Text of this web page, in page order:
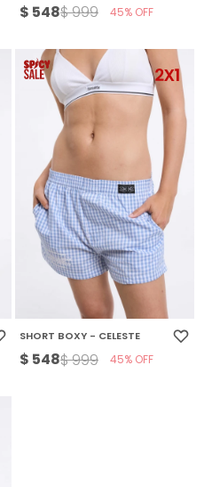
$ 548$999 45
SHORT BOXY - CELESTE
$ 548$999 45